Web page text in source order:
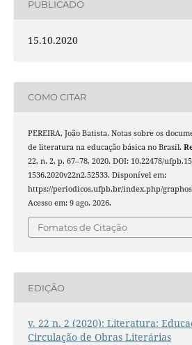
PUBLICADO
15.10.2020
COMO CITAR
PEREIRA, João Batista. Notas sobre os
de literatura na educação básica no Brasil.
22, n. 2, p. 67–78, 2020. DOI: 10.22478/
1536.2020v22n2.52533. Disponível em:
https://periodicos.ufpb.br/index.php/
Acesso em: 9 ago. 2026.
Fomatos de Citação
EDIÇÃO
v. 22 n. 2 (2020): Literatura:
Circulação de Obras Literárias